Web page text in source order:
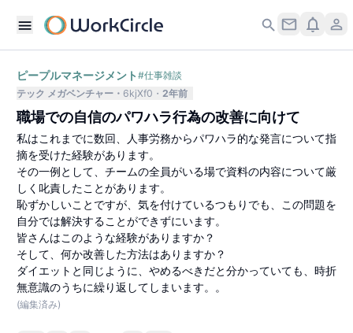
ピープルマネージメント #仕事雑談
テック メガベンチャー
6kjXf0 2年前
職場での自信のパワハラ行為の改善に向けて
私はこれまでに数回、人事労務からパワハラ的な発言について指
摘を受けた経験があります。
その一例として、チームの全員がいる場で資料の内容について厳
しく叱責したことがあります。
恥ずかしいことですが、気を付けているつもりでも、この問題を
自分では解決することができずにいます。
皆さんはこのような経験がありますか？
そして、何か改善した方法はありますか？
ダイエットと同じように、やめるべきだと分かっていても、時折
無意識のうちに繰り返してしまいます。。
(編集済み)